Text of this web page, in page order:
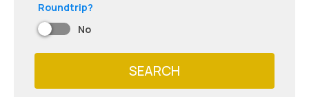
Roundtrip?
No
SEARCH